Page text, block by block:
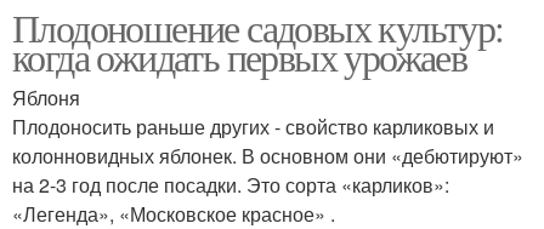
Плодоношение садовых культур:
когда ожидать первых урожаев
Яблоня
Плодоносить раньше других - свойство карликовых и
колонновидных яблонек. В основном они «дебютируют»
на 2-3 год после посадки. Это сорта «карликов»:
«Легенда», «Московское красное» .